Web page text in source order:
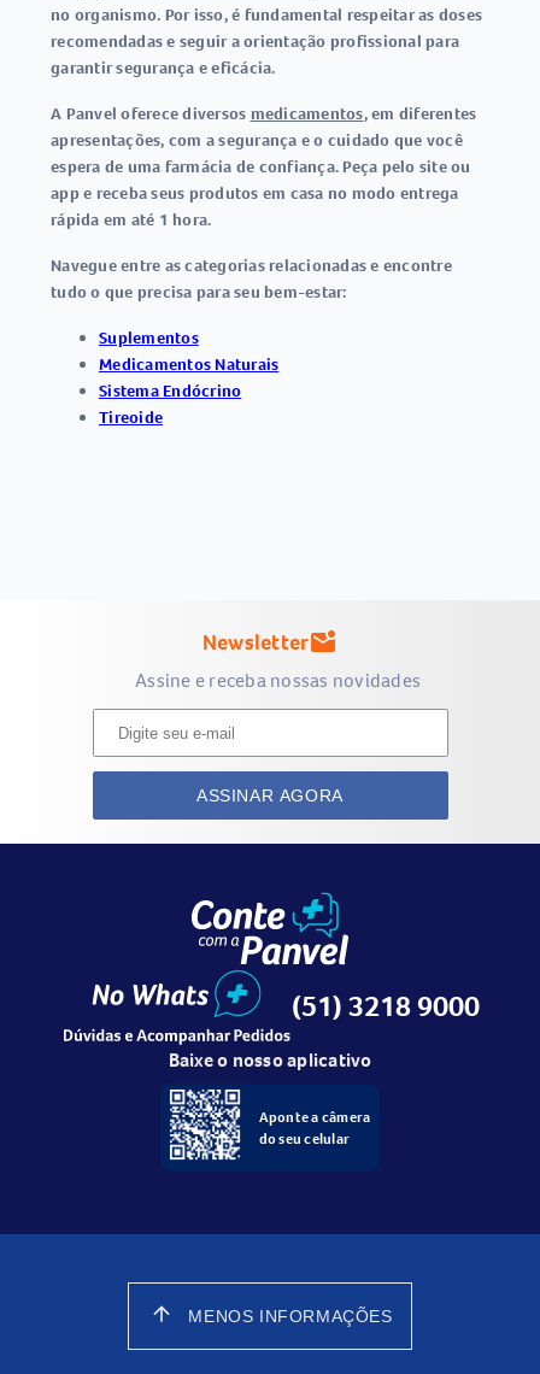
no organismo. Por isso, é fundamental respeitar as doses
recomendadas e seguir a orientação profissional para
garantir segurança e eficácia.
A Panvel oferece diversos medicamentos, em diferentes
apresentações, com a segurança e o cuidado que você
espera de uma farmácia de confiança. Peça pelo site ou
app e receba seus produtos em casa no modo entrega
rápida em até 1 hora.
Navegue entre as categorias relacionadas e encontre
tudo o que precisa para seu bem-estar:
Suplementos
Medicamentos Naturais
Sistema Endócrino
Tireoide
Newslettermark_email_unread
Assine e receba nossas novidades
ASSINAR AGORA
(51) 3218 9000
Baixe o nosso aplicativo
Aponte a câmera
do seu celular
arrow_upward MENOS INFORMAÇÕES